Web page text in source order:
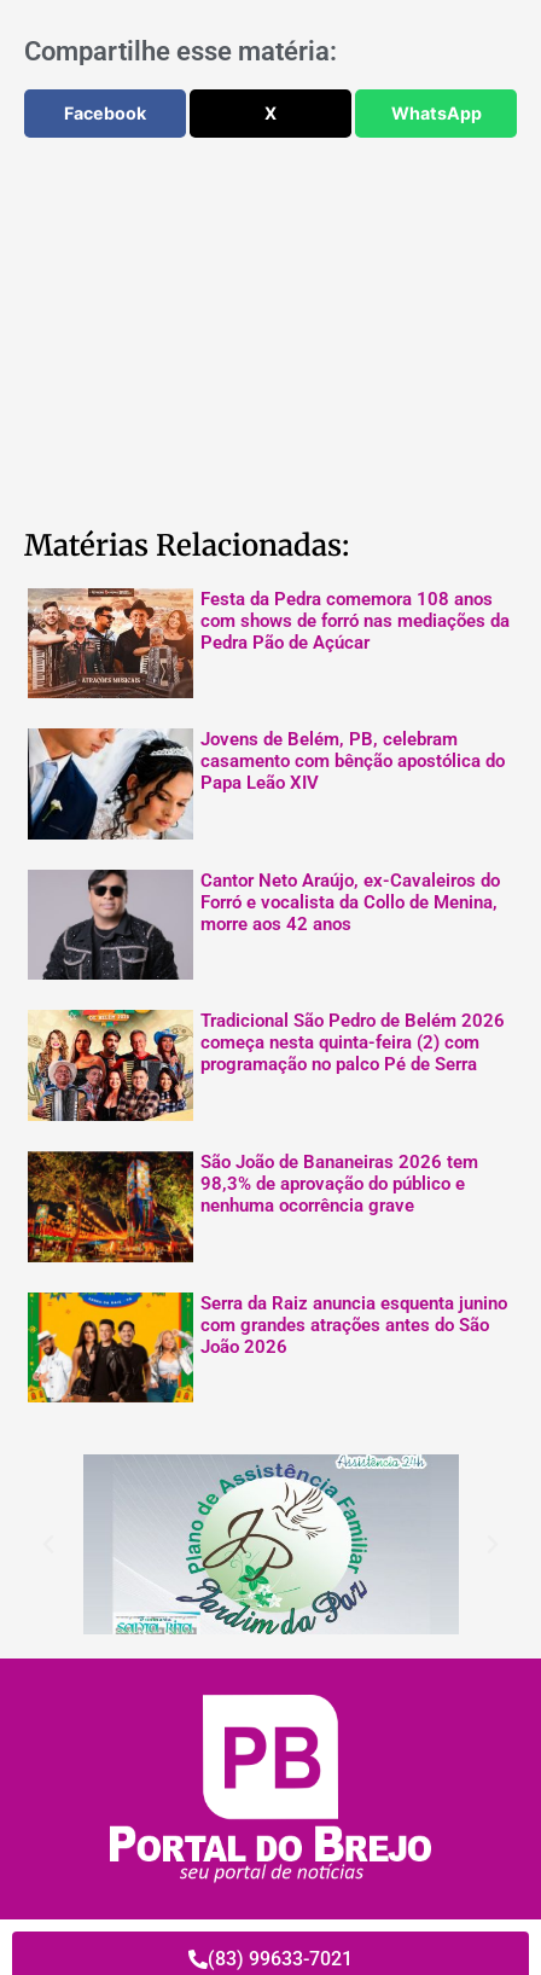
Compartilhe esse matéria:
Facebook X WhatsApp
Matérias Relacionadas:
Festa da Pedra comemora 108 anos
com shows de forró nas mediações da
Pedra Pão de Açúcar
Jovens de Belém, PB, celebram
casamento com bênção apostólica do
Papa Leão XIV
Cantor Neto Araújo, ex-Cavaleiros do
Forró e vocalista da Collo de Menina,
morre aos 42 anos
Tradicional São Pedro de Belém 2026
começa nesta quinta-feira (2) com
programação no palco Pé de Serra
São João de Bananeiras 2026 tem
98,3% de aprovação do público e
nenhuma ocorrência grave
Serra da Raiz anuncia esquenta junino
com grandes atrações antes do São
João 2026
(83) 99633-7021